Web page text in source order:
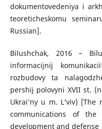
dokumentovedeniya i
teoreticheskomu
Russian].
Bilushchak, 2016 –
informacijnij
rozbudovy ta
pershij polovyni XVII st.
Ukrai’ny u m. L’viv)
communications of
development and